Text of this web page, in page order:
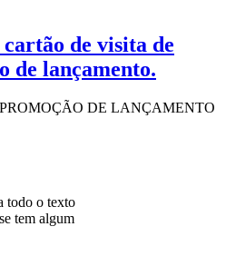
de visita de
de lançamento.
DE LANÇAMENTO
todo o texto
tem algum